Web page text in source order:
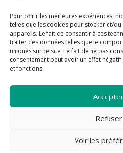
Pour offrir les meilleures expériences,
telles que les cookies pour stocker et/
appareils. Le fait de consentir à ces
traiter des données telles que le
uniques sur ce site. Le fait de ne pas
consentement peut avoir un effet
et fonctions.
Accepter
Refuser
Voir les